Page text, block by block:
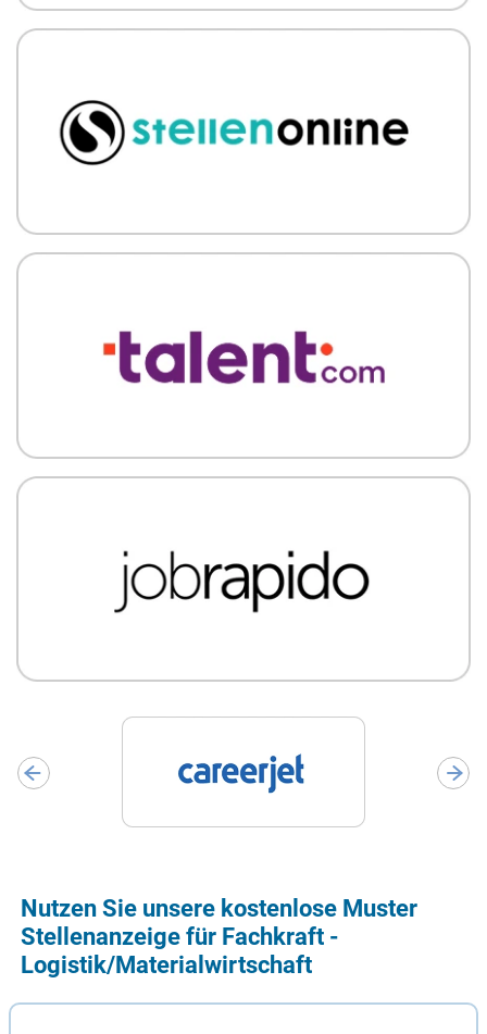
Nutzen Sie unsere kostenlose Muster
Stellenanzeige für Fachkraft -
Logistik/Materialwirtschaft